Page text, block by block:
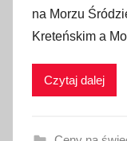
b
l
i
na Morzu
Kreteńskim a
Czytaj dalej